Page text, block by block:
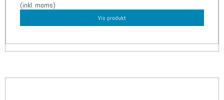
(inkl. moms)
Vis produkt